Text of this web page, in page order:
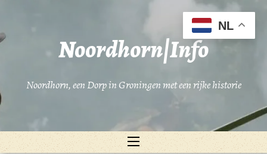
de
Noordhorn|Info
Noordhorn, een Dorp in Groningen met een rijke historie
NL